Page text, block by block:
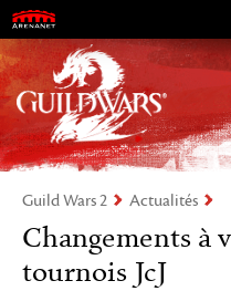
Visions
Guild Wars 2 Actualités
Changements à
tournois JcJ